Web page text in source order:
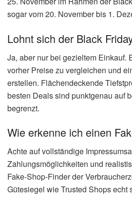
sogar vom 20. November bis 1.
Lohnt sich der Black
Ja, aber nur bei gezieltem Einkauf.
vorher Preise zu vergleichen und
erstellen. Flächendeckende
besten Deals sind punktgenau auf
begrenzt.
Wie erkenne ich einen
Achte auf vollständige
Zahlungsmöglichkeiten und
Fake-Shop-Finder der
Gütesiegel wie Trusted Shops echt